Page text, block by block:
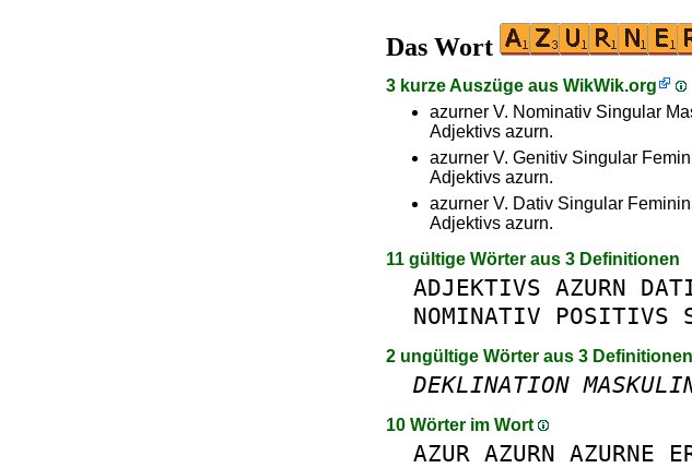
Das Wort
3 kurze Auszüge aus WikWik.org
azurner V. Nominativ Singular
Adjektivs azurn.
azurner V. Genitiv Singular
Adjektivs azurn.
azurner V. Dativ Singular
Adjektivs azurn.
11 gültige Wörter aus 3 Definitionen
ADJEKTIVS AZURN
NOMINATIV
POSITIVS
2 ungültige Wörter aus 3 Definitionen
DEKLINATION
10 Wörter im Wort
AZUR AZURN AZURNE